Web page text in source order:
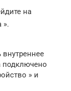
на
».
подключено
» и